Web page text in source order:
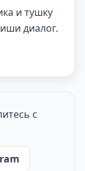
и тушку
диалог.
с